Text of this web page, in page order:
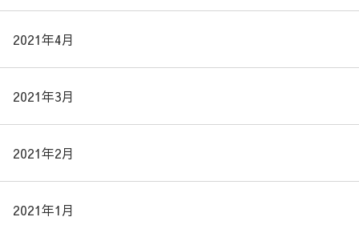
2021年4月
2021年3月
2021年2月
2021年1月